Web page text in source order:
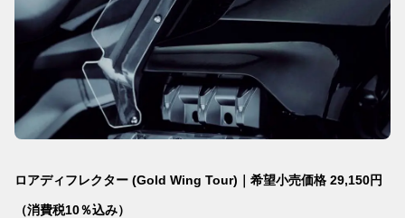
ロアディフレクター (Gold Wing Tour)｜希望小売価格 29,150円
（消費税10％込み）